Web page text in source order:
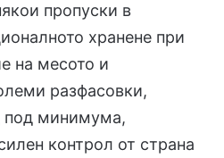
пропуски в
хранене при
на месото и
разфасовки,
под минимума,
контрол от страна